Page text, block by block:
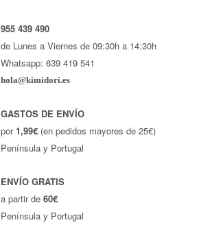
955 439 490
de Lunes a Viernes de 09:30h a 14:30h
Whatsapp: 639 419 541
hola@kimidori.es
GASTOS DE ENVÍO
por 1,99€ (en pedidos mayores de 25€)
Península y Portugal
ENVÍO GRATIS
a partir de60€
Península y Portugal